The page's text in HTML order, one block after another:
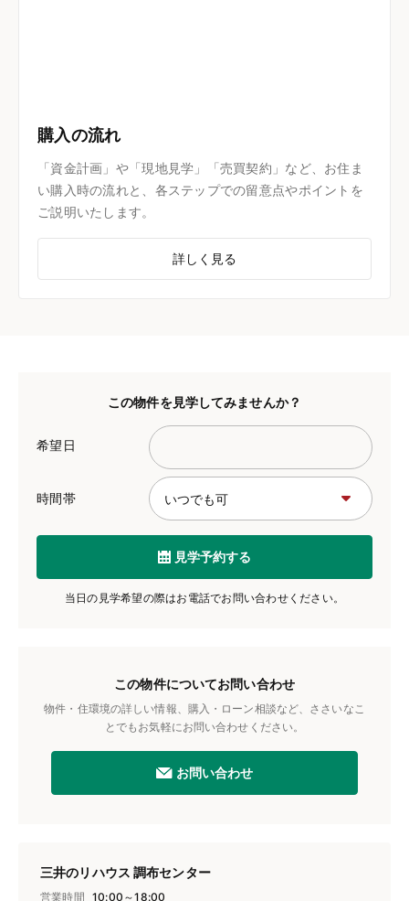
購入の流れ
「資金計画」や「現地見学」「売買契約」など、お住ま
い購入時の流れと、各ステップでの留意点やポイントを
ご説明いたします。
詳しく見る
この物件を見学してみませんか？
希望日
時間帯
見学予約する
当日の見学希望の際はお電話でお問い合わせください。
この物件についてお問い合わせ
物件・住環境の詳しい情報、購入・ローン相談など、ささいなこ
とでもお気軽にお問い合わせください。
お問い合わせ
三井のリハウス 調布センター
営業時間 10:00～18:00